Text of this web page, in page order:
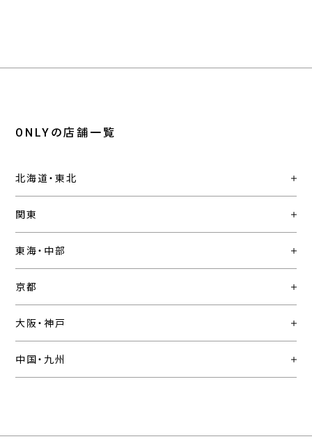
ONLYの店舗一覧
北海道・東北
関東
東海・中部
京都
大阪・神戸
中国・九州